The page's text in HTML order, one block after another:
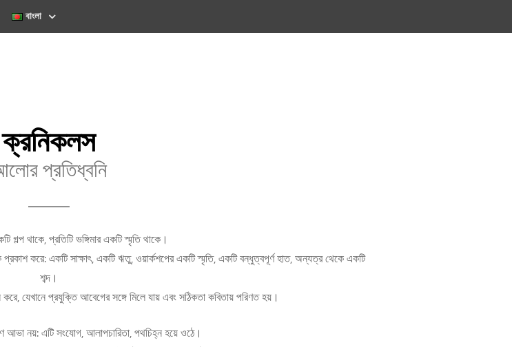
বাংলা
ক্রনিকলস
প্রতিধ্বনি
গল্প থাকে, প্রতিটি ভঙ্গিমার একটি স্মৃতি থাকে।
করে: একটি সাক্ষাৎ, একটি ঋতু, ওয়ার্কশপের একটি স্মৃতি, একটি বন্ধুত্বপূর্ণ হাত, অন্যত্র থেকে একটি
শব্দ।
যেখানে প্রযুক্তি আবেগের সঙ্গে মিলে যায় এবং সঠিকতা কবিতায় পরিণত হয়।
নয়: এটি সংযোগ, আলাপচারিতা, পথচিহ্ন হয়ে ওঠে।